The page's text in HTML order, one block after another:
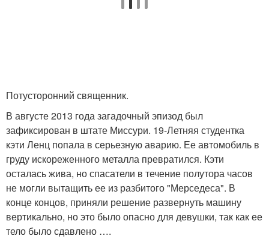
Потусторонний священник.
В августе 2013 года загадочный эпизод был
зафиксирован в штате Миссури. 19-Летняя студентка
кэти Ленц попала в серьезную аварию. Ее автомобиль в
груду искореженного металла превратился. Кэти
осталась жива, но спасатели в течение полутора часов
не могли вытащить ее из разбитого "Мерседеса". В
конце концов, приняли решение развернуть машину
вертикально, но это было опасно для девушки, так как ее
тело было сдавлено ….